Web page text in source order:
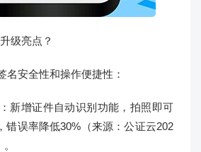
级亮点？
名安全性和操作便捷性：
：新增证件自动识别功能，拍照即可
错误率降低30%（来源：公证云202